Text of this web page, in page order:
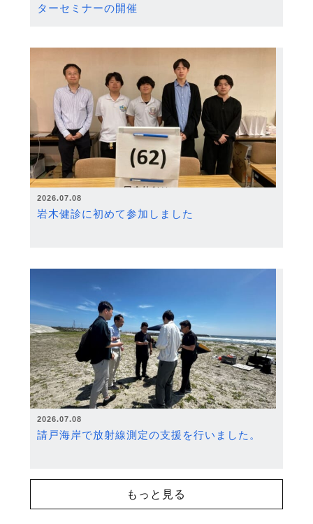
ターセミナーの開催
2026.07.08
岩木健診に初めて参加しました
2026.07.08
請戸海岸で放射線測定の支援を行いました。
もっと見る